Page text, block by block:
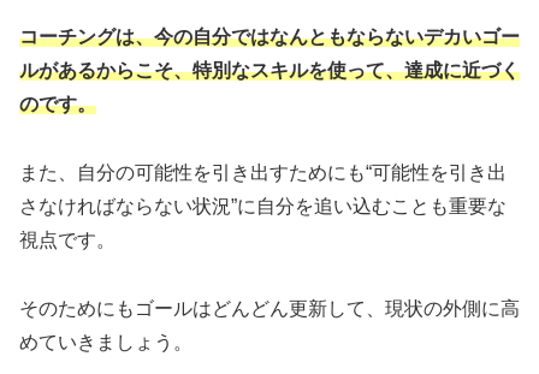
コーチングは、今の自分ではなんともならないデカいゴー
ルがあるからこそ、特別なスキルを使って、達成に近づく
のです。
また、自分の可能性を引き出すためにも“可能性を引き出
さなければならない状況”に自分を追い込むことも重要な
視点です。
そのためにもゴールはどんどん更新して、現状の外側に高
めていきましょう。